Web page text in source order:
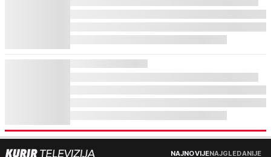
NAJNOVIJENAJGLEDANIJE